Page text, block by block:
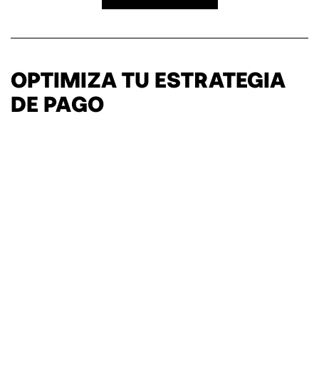
OPTIMIZA TU ESTRATEGIA
DE PAGO